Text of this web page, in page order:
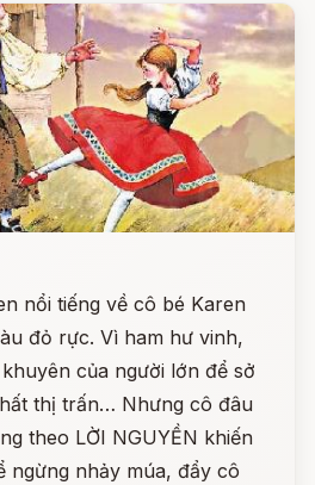
nổi tiếng về cô bé Karen
đỏ rực. Vì ham hư vinh,
của người lớn để sở
thị trấn… Nhưng cô đâu
theo LỜI NGUYỀN khiến
ngừng nhảy múa, đẩy cô